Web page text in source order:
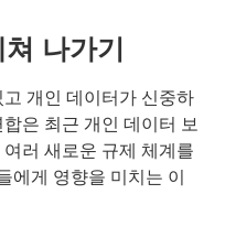
나가기
개인 데이터가 신중하
은 최근 개인 데이터 보
러 새로운 규제 체계를
에게 영향을 미치는 이